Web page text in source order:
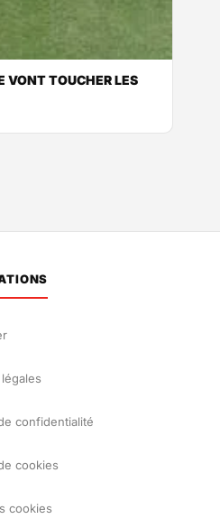
VONT TOUCHER LES
confidentialité
cookies
cookies